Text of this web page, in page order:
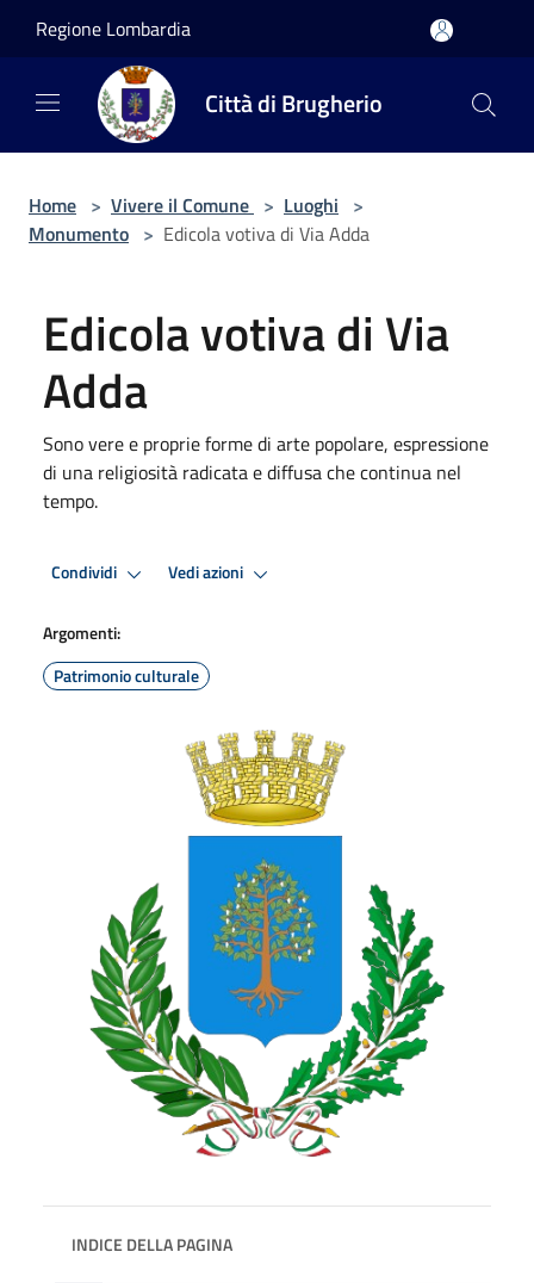
Regione Lombardia
Città di Brugherio
Home > Vivere il Comune > Luoghi >
Monumento > Edicola votiva di Via Adda
Edicola votiva di Via
Adda
Sono vere e proprie forme di arte popolare, espressione
di una religiosità radicata e diffusa che continua nel
tempo.
Condividi Vedi azioni
Argomenti:
Patrimonio culturale
INDICE DELLA PAGINA